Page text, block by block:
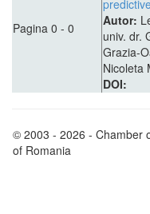
Pagina 0 - 0
Autor:
univ. dr.
Grazia-
Nicoleta
DOI:
© 2003 - 2026 - Chamber
of Romania